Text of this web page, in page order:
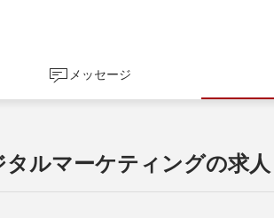
メッセージ
ルマーケティングの求人